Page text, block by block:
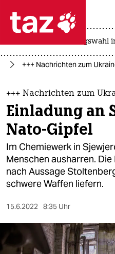
 taz
taz zahl
themen
politik
öko
gesellschaft
kultur
sport
berlin
landtagswahl
+++ Nachrichten zum
+++ Nachrichten zum
Einladung an
Nato-Gipfel
Im Chemiewerk in
Menschen ausharren.
nach Aussage
schwere Waffen liefern.
15.6.2022 8:35 Uhr